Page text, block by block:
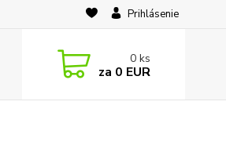
Prihlásenie
0 ks
za 0 EUR